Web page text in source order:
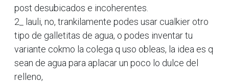
post desubicados e incoherentes.
2_ lauli, no, trankilamente podes usar cualkier otro
tipo de galletitas de agua, o podes inventar tu
variante cokmo la colega q uso obleas, la idea es q
sean de agua para aplacar un poco lo dulce del
relleno,